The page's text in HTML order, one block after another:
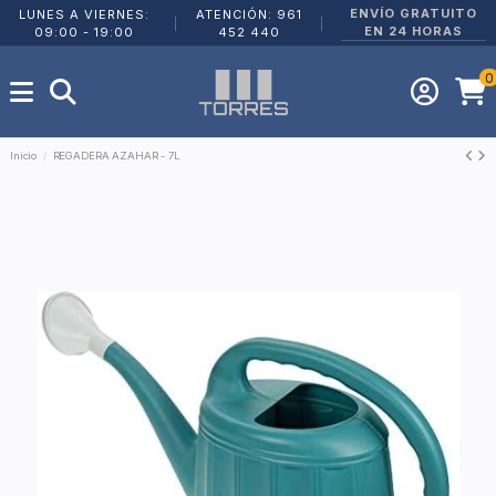
LUNES A VIERNES:
09:00 - 19:00
ATENCIÓN: 961
452 440
ENVÍO GRATUITO
EN 24 HORAS
0
Inicio REGADERA AZAHAR - 7L